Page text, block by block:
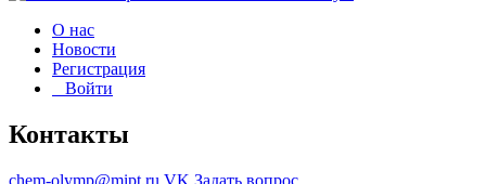
О нас
Новости
Регистрация
Войти
Контакты
chem-olymp@mipt.ru VK Задать вопрос